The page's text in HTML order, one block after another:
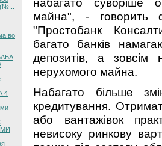
во
4
майна", - говорить
"Простобанк
багато банків
депозитів, а
нерухомого майна.
Набагато більше
кредитування.
або вантажівок
невисоку ринкову